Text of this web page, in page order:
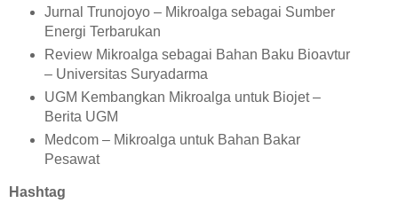
Jurnal Trunojoyo – Mikroalga sebagai Sumber
Energi Terbarukan
Review Mikroalga sebagai Bahan Baku Bioavtur
– Universitas Suryadarma
UGM Kembangkan Mikroalga untuk Biojet –
Berita UGM
Medcom – Mikroalga untuk Bahan Bakar
Pesawat
Hashtag